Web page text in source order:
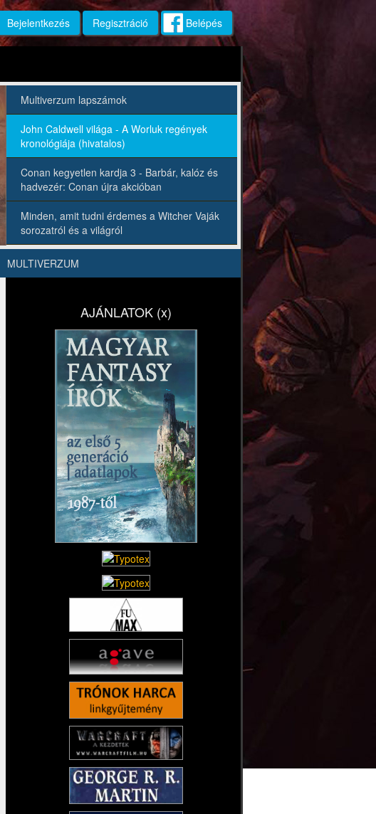
Bejelentkezés Regisztráció Belépés
Multiverzum lapszámok
John Caldwell világa - A Worluk regények
kronológiája (hivatalos)
Conan kegyetlen kardja 3 - Barbár, kalóz és
hadvezér: Conan újra akcióban
Minden, amit tudni érdemes a Witcher Vaják
sorozatról és a világról
MULTIVERZUM
AJÁNLATOK (x)